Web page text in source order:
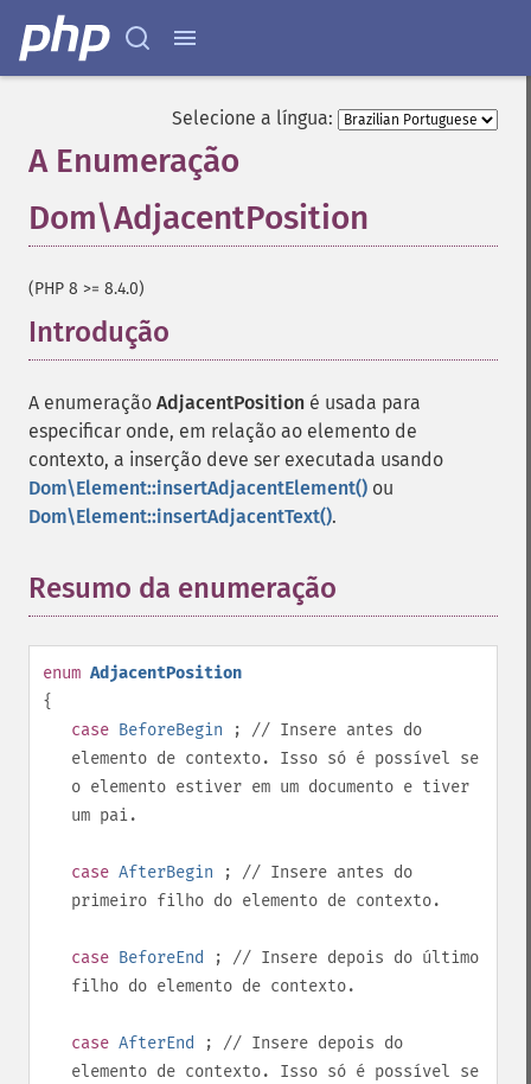
Selecione a língua:
A Enumeração
Dom\AdjacentPosition
(PHP 8 >= 8.4.0)
Introdução
A enumeração AdjacentPosition é usada para
especificar onde, em relação ao elemento de
contexto, a inserção deve ser executada usando
Dom\Element::insertAdjacentElement() ou
Dom\Element::insertAdjacentText().
Resumo da enumeração
enum AdjacentPosition
{
case BeforeBegin ; // Insere antes do
elemento de contexto. Isso só é possível se
o elemento estiver em um documento e tiver
um pai.
case AfterBegin ; // Insere antes do
primeiro filho do elemento de contexto.
case BeforeEnd
; // Insere depois do último
filho do elemento de contexto.
case AfterEnd
; // Insere depois do
elemento de contexto. Isso só é possível se